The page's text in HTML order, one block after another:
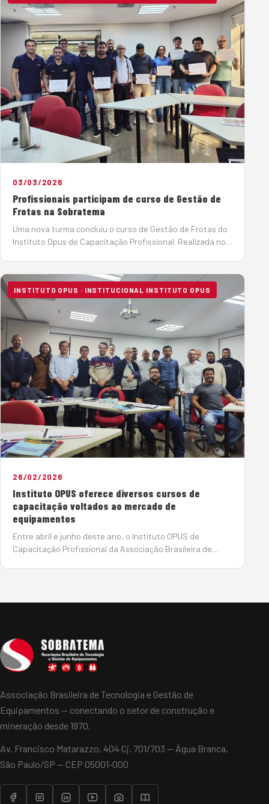
03/03/2026
Profissionais participam de curso de Gestão de
Frotas na Sobratema
Uma nova turma concluiu o curso de Gestão de Frotas do
Instituto Opus de Capacitação Profissional. Realizada nos
no livro Gerenciamen…
INSTITUTO OPUS · INSTITUCIONAL INSTITUTO OPUS
26/02/2026
Instituto OPUS oferece diversos cursos de
capacitação voltados ao mercado de
equipamentos
Entre abril e junho deste ano, o Instituto OPUS de
Capacitação Profissional da Associação Brasileira de
Associação Brasileira de Tecnologia e Gestão de
Equipamentos — conectando o setor de construção e
mineração desde 1970.
Av. Francisco Matarazzo, 404 Cj. 701/703 — Água Branca,
São Paulo/SP — CEP 05001-000